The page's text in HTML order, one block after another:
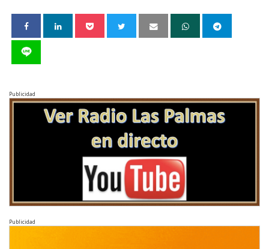
Publicidad
Publicidad